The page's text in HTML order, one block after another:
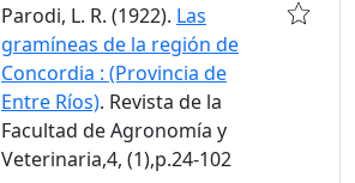
Parodi, L. R. (1922). Las
gramíneas de la región de
Concordia : (Provincia de
Entre Ríos). Revista de la
Facultad de Agronomía y
Veterinaria,4, (1),p.24-102